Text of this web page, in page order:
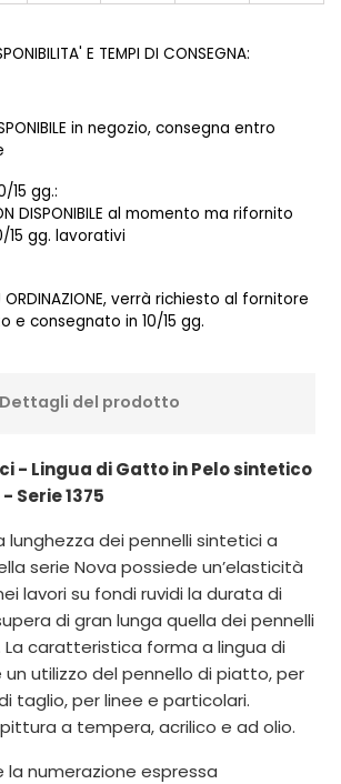
E TEMPI DI CONSEGNA:
in negozio, consegna entro
15 gg.:
DISPONIBILE al momento ma rifornito
15 gg. lavorativi
verrà richiesto al fornitore
e consegnato in 10/15 gg.
Dettagli del prodotto
- Lingua di Gatto in Pelo sintetico
Serie 1375
lunghezza dei pennelli sintetici a
serie Nova possiede un’elasticità
lavori su fondi ruvidi la durata di
di gran lunga quella dei pennelli
La caratteristica forma a lingua di
utilizzo del pennello di piatto, per
taglio, per linee e particolari.
a tempera, acrilico e ad olio.
la numerazione espressa